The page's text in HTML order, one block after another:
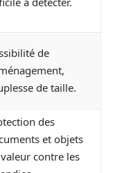
de
de taille.
des
et objets
contre les